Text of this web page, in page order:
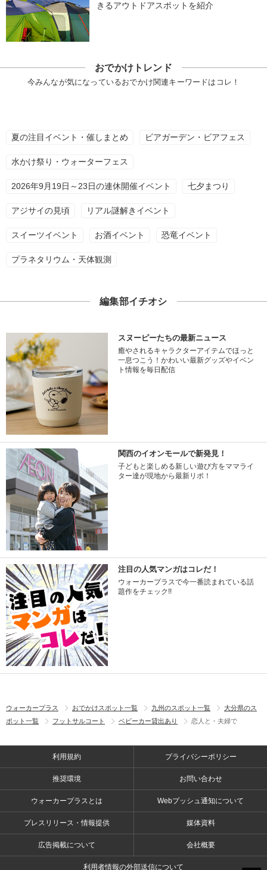
きるアウトドアスポットを紹介
おでかけトレンド
今みんなが気になっているおでかけ関連キーワードはコレ！
夏の注目イベント・催しまとめ ビアガーデン・ビアフェス
水かけ祭り・ウォーターフェス
2026年9月19日～23日の連休開催イベント 七夕まつり
アジサイの見頃 リアル謎解きイベント
スイーツイベント お酒イベント 恐竜イベント
プラネタリウム・天体観測
編集部イチオシ
スヌーピーたちの最新ニュース
癒やされるキャラクターアイテムでほっと
一息つこう！かわいい最新グッズやイベン
ト情報を毎日配信
関西のイオンモールで新発見！
子どもと楽しめる新しい遊び方をママライ
ター達が現地から最新リポ！
注目の人気マンガはコレだ！
ウォーカープラスで今一番読まれている話
題作をチェック!!
ウォーカープラス おでかけスポット一覧 九州のスポット一覧
大分県のス
ポット一覧
フットサルコート ベビーカー貸出あり 恋人と・夫婦で
利用規約 プライバシーポリシー
推奨環境 お問い合わせ
ウォーカープラスとは Webプッシュ通知について
プレスリリース・情報提供 媒体資料
広告掲載について 会社概要
利用者情報の外部送信について